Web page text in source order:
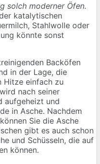
solch moderner Öfen.
katalytischen
Stahlwolle oder
könnte sonst
Backöfen
in der Lage, die
Hitze einfach zu
nach seiner
aufgeheizt und
in Asche. Nachdem
Sie die Asche
gibt es auch schon
und Schüsseln, die auf
können.